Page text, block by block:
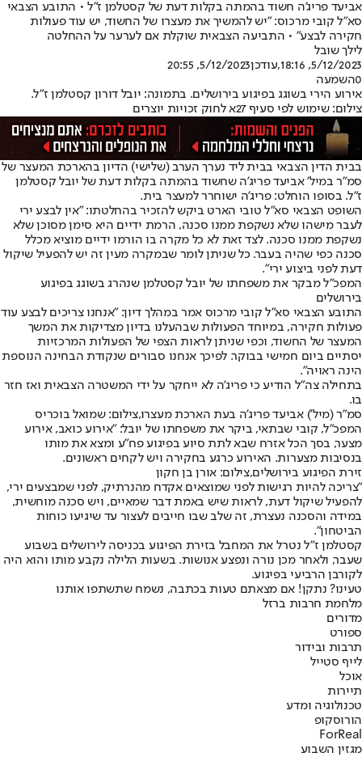
אביעד פריג'ה חשוד בהמתה בקלות דעת של קסטלמן ז"ל • התובע הצבאי
סא"ל קובי מרכוס: "יש להמשיך את מעצרו של החשוד, יש עוד פעולות
חקירה לבצע" • התביעה הצבאית שוקלת אם לערער על ההחלטה
לילך שובל
5/12/2023, 18:16
,עודכן5/12/2023, 20:55
0השמעה
אירוע הירי בשוגג בפיגוע בירושלים. בתמונה: יובל דורון קסטלמן ז״ל.
צילום: שימוש לפי סעיף 27א לחוק זכויות יוצרים
בבית הדין הצבאי בבית ליד נערך הערב (שלישי) הדיון בהארכת המעצר של
סמ"ר במיל' אביעד פריג'ה שחשוד בהמתה בקלות דעת של יובל קסטלמן
ז"ל. בסופו הוחלט: פריג'ה ישוחרר למעצר בית.
השופט הצבאי סא״ל טובי הארט ביקש להזכיר בהחלטתו: ״אין לבצע ירי
לעבר מישהו שלא נשקפת ממנו סכנה, הרמת ידיים היא סימן מסוכן שלא
נשקפת ממנו סכנה. לצד זאת לא כל מקרה בו הורמו ידיים מוציא מכלל
סכנה כפי שהיה בעבר. כל שניתן לומר שבמקרה מעין זה יש להפעיל שיקול
דעת לפני ביצוע ירי״.
המפכ"ל מבקר את משפחתו של יובל קסטלמן שנהרג בשוגג בפיגוע
בירושלים
התובע הצבאי סא"ל קובי מרכוס אמר במהלך דיון: "אנחנו צריכים לבצע עוד
פעולות חקירה, במיוחד הפעולות שבהעלנו בדיון מצדיקות את המשך
המעצר של החשוד, וכפי שניתן לראות הצפי של הפעולות המרכזיות
יסתיים ביום חמישי בבוקר. לפיכך אנחנו סבורים שנקודת הבחינה הנוספת
הינה ראויה".
בתחילה צה"ל הודיע כי פריג'ה לא ייחקר על ידי המשטרה הצבאית ואז חזר
בו.
סמ"ר (מיל') אביעד פריג'ה בעת הארכת מעצרו,צילום: שמואל בוכריס
המפכ"ל, קובי שבתאי, ביקר את משפחתו של יובל: "אירוע כואב, אירוע
מצער, בסך הכל אזרח שבא לתת סיוע בפיגוע פח"ע ומצא את מותו
בנסיבות מצערות. האירוע כרגע בחקירה ויש לקחים ראשונים.
זירת הפיגוע בירושלים,צילום: אורן בן חקון
"צריכה להיות רגישות לפני שמוצאים אקדח מהנרתיק, לפני שמבצעים ירי,
להפעיל שיקול דעת, לראות שיש באמת דבר שמאיים, ויש סכנה מוחשית,
במידה והסכנה נעצרת, זה שלב שבו חייבים לעצור עד שיגיעו כוחות
הביטחון".
קסטלמן ז"ל נטרל את המחבל בזירת הפיגוע בכניסה לירושלים בשבוע
שעבר, ולאחר מכן נורה ונפצע אנושות. בשעות הלילה נקבע מותו והוא היה
לקורבן הרביעי בפיגוע.
טעינו? נתקן! אם מצאתם טעות בכתבה, נשמח שתשתפו אותנו
מלחמת חרבות ברזל
מדורים
ספורט
תרבות ובידור
לייף סטייל
אוכל
תיירות
טכנולוגיה ומדע
הורוסקופ
ForReal
מגזין השבוע